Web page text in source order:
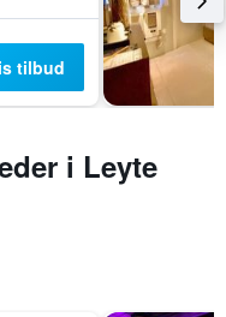
tilbud
i Leyte